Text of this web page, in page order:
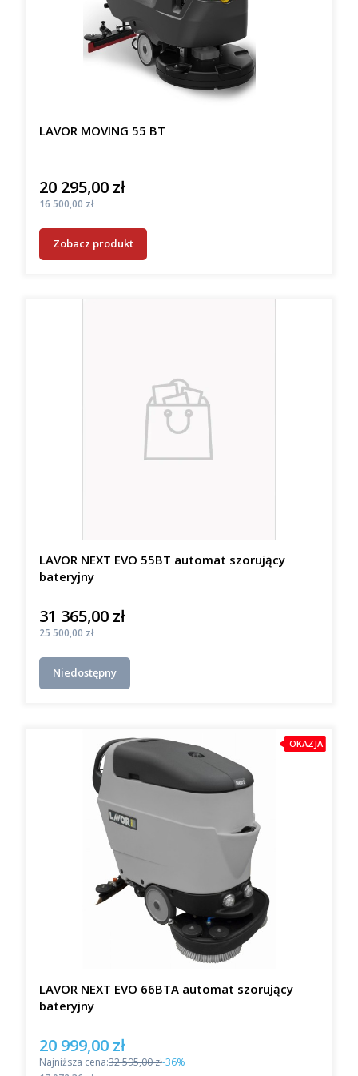
LAVOR MOVING 55 BT
Cena
20 295,00 zł
Cena
16 500,00 zł
Zobacz produkt
LAVOR NEXT EVO 55BT automat szorujący
bateryjny
Cena
31 365,00 zł
Cena
25 500,00 zł
Niedostępny
OKAZJA
LAVOR NEXT EVO 66BTA automat szorujący
bateryjny
Cena promocyjna
20 999,00 zł
Najniższa cena:32 595,00 zł-36%